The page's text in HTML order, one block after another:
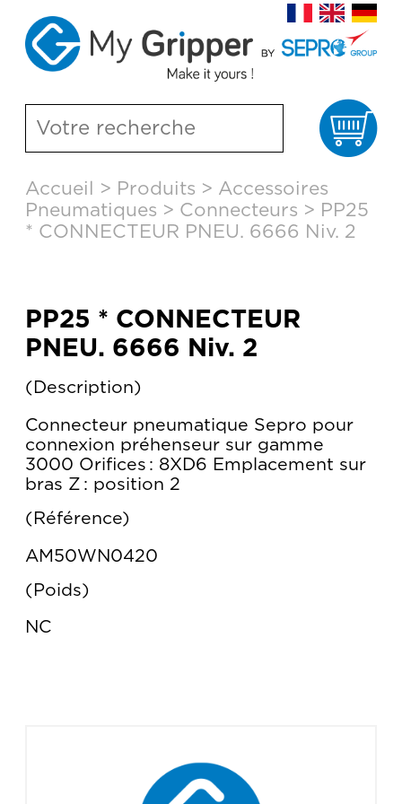
contenu
principal
Accueil > Produits > Accessoires
Pneumatiques > Connecteurs > PP25
* CONNECTEUR PNEU. 6666 Niv. 2
PP25 * CONNECTEUR
PNEU. 6666 Niv. 2
Description
Connecteur pneumatique Sepro pour
connexion préhenseur sur gamme
3000 Orifices : 8XD6 Emplacement sur
bras Z : position 2
Référence
AM50WN0420
Poids
NC